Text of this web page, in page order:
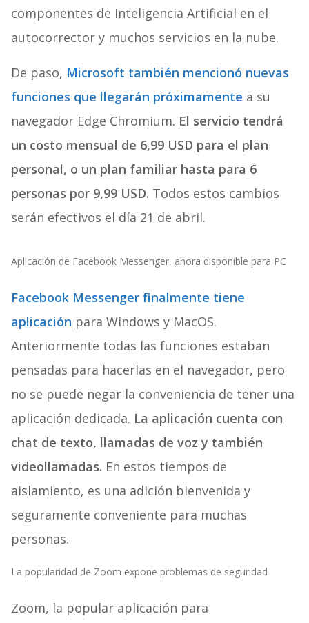
componentes de Inteligencia Artificial en el
autocorrector y muchos servicios en la nube.
De paso, Microsoft también mencionó nuevas
funciones que llegarán próximamente a su
navegador Edge Chromium. El servicio tendrá
un costo mensual de 6,99 USD para el plan
personal, o un plan familiar hasta para 6
personas por 9,99 USD. Todos estos cambios
serán efectivos el día 21 de abril.
Aplicación de Facebook Messenger, ahora disponible para PC
Facebook Messenger finalmente tiene
aplicación para Windows y MacOS.
Anteriormente todas las funciones estaban
pensadas para hacerlas en el navegador, pero
no se puede negar la conveniencia de tener una
aplicación dedicada. La aplicación cuenta con
chat de texto, llamadas de voz y también
videollamadas. En estos tiempos de
aislamiento, es una adición bienvenida y
seguramente conveniente para muchas
personas.
La popularidad de Zoom expone problemas de seguridad
Zoom, la popular aplicación para